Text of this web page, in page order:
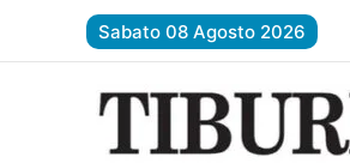
Sabato 08 Agosto 2026
TIVOLI –